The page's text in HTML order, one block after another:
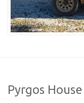
Pyrgos House